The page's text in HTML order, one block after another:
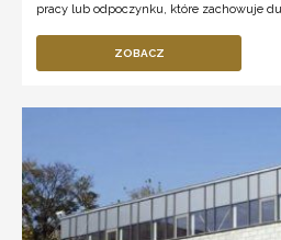
pracy lub odpoczynku, które zachowuje
ZOBACZ